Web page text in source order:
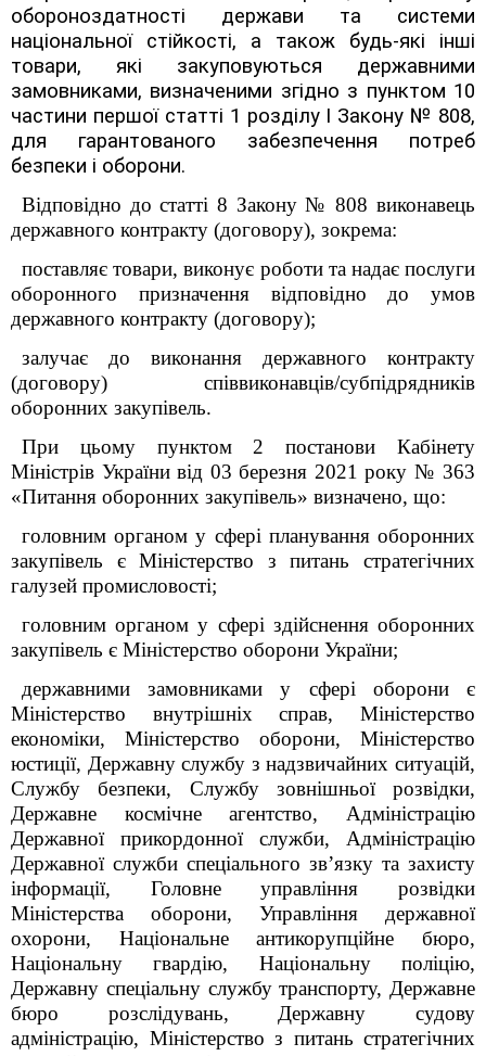
обороноздатності держави та системи
національної стійкості, а також будь-які інші
товари, які закуповуються державними
замовниками, визначеними згідно з пунктом 10
частини першої статті 1 розділу І Закону № 808,
для гарантованого забезпечення потреб
безпеки і оборони.
Відповідно до статті 8 Закону № 808 виконавець
державного контракту (договору), зокрема:
поставляє товари, виконує роботи та надає послуги
оборонного призначення відповідно до умов
державного контракту (договору);
залучає до виконання державного контракту
(договору) співвиконавців/субпідрядників
оборонних закупівель.
При цьому пунктом 2 постанови Кабінету
Міністрів України від 03 березня 2021 року № 363
«Питання оборонних закупівель» визначено, що:
головним органом у сфері планування оборонних
закупівель є Міністерство з питань стратегічних
галузей промисловості;
головним органом у сфері здійснення оборонних
закупівель є Міністерство оборони України;
державними замовниками у сфері оборони є
Міністерство внутрішніх справ, Міністерство
економіки, Міністерство оборони, Міністерство
юстиції, Державну службу з надзвичайних ситуацій,
Службу безпеки, Службу зовнішньої розвідки,
Державне космічне агентство, Адміністрацію
Державної прикордонної служби, Адміністрацію
Державної служби спеціального зв’язку та захисту
інформації, Головне управління розвідки
Міністерства оборони, Управління державної
охорони, Національне антикорупційне бюро,
Національну гвардію, Національну поліцію,
Державну спеціальну службу транспорту, Державне
бюро розслідувань, Державну судову
адміністрацію, Міністерство з питань стратегічних